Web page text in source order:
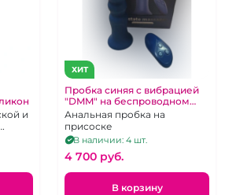
и
ХИТ
Пробка синяя с вибрацией
"DMM" на беспроводном
пульте
Анальная пробка на
присоске
В наличии: 4 шт.
4 700 pуб.
В корзину